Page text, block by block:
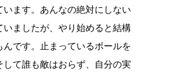
います。あんなの絶対にしない
いましたが、やり始めると結構
んです。止まっているボールを
して誰も敵はおらず、自分の実